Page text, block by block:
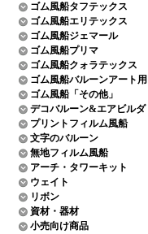
ゴム風船タフテックス
ゴム風船エリテックス
ゴム風船ジェマール
ゴム風船プリマ
ゴム風船クォラテックス
ゴム風船バルーンアート用
ゴム風船「その他」
デコバルーン&エアビルダ
プリントフィルム風船
文字のバルーン
無地フィルム風船
アーチ・タワーキット
ウェイト
リボン
資材・器材
小売向け商品